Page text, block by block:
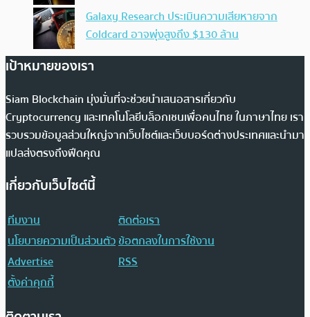
Galaxy Research ประเมินความเสียหายจาก
Coldcard อาจพุ่งสูงถึง $130 ล้าน
เป้าหมายของเรา
Siam Blockchain มุ่งมั่นที่จะช่วยนำเสนอสารเกี่ยวกับ
Cryptocurrency และเทคโนโลยีบล็อกเชนเพื่อคนไทย ในภาษาไทย เรา
รวบรวมข้อมูลส่วนใหญ่จากเว็บไซต์และเว็บบอร์ดต่างประเทศและนำมา
แปลส่งตรงถึงฟีดคุณ
เกี่ยวกับเว็บไซต์นี้
ทีมงาน
ติดต่อเรา
นโยบายความเป็นส่วนตัวข้อตกลงในการใช้งาน
Advertise
RSS
ตั้งค่าคุกกี้